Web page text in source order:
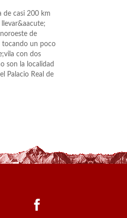
de casi 200 km
de
tocando un poco
con dos
son la localidad
Palacio Real de